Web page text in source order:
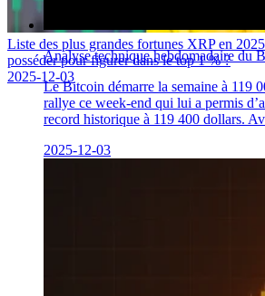
Liste des plus grandes fortunes XRP en
posséder pour figurer dans le top 1 % ?
2025-12-03
Analyse technique hebdomadaire du
Le Bitcoin démarre la semaine à 119
rallye ce week-end qui lui a permis
record historique à 119 400 dollars.
2025-12-03